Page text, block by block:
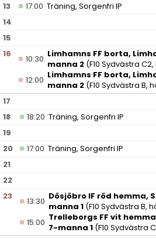
13
17:00 Träning, Sorgenfri IP
14
15
16
10:30 Limhamns FF borta,
manna 2 (F10 Sydvästra
12:00 Limhamns FF borta,
manna 2 (F10 Sydvästra B,
17
18
18:20 Träning, Sorgenfri IP
19
20
17:00 Träning, Sorgenfri IP
21
22
23
13:30 Dösjöbro IF röd hemma,
manna 1 (F10 Sydvästra B,
15:00 Trelleborgs FF vit
7-manna 1 (F10 Sydvästra